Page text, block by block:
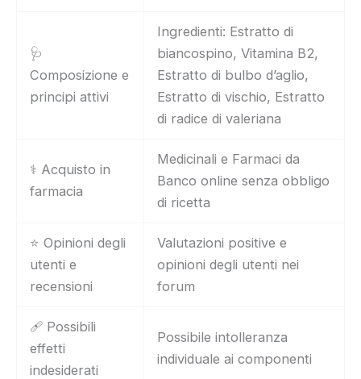
🩺
Composizione e
principi attivi
Ingredienti: Estratto di
biancospino, Vitamina B2,
Estratto di bulbo d’aglio,
Estratto di vischio, Estratto
di radice di valeriana
⚕️ Acquisto in
farmacia
Medicinali e Farmaci da
Banco online senza obbligo
di ricetta
⭐ Opinioni degli
utenti e
recensioni
Valutazioni positive e
opinioni degli utenti nei
forum
🩹 Possibili
effetti
indesiderati
Possibile intolleranza
individuale ai componenti